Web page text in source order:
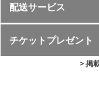
配送サービス
チケットプレゼント
> 掲